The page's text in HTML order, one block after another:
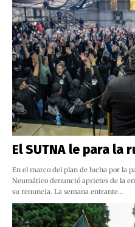
El SUTNA le para la
En el marco del plan de lucha por la
Neumático denunció aprietes de la
su renuncia. La semana entrante…